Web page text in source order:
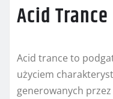
Acid Trance
Acid trance to
użyciem
generowanych